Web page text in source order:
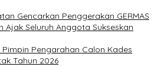
Gencarkan Penggerakan GERMAS
Ajak Seluruh Anggota Sukseskan
Pengarahan Calon Kades
Tahun 2026